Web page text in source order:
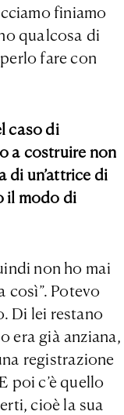
finiamo
qualcosa di
fare con
caso di
a costruire non
di un’attrice di
il modo di
non ho mai
così”. Potevo
Di lei restano
era già anziana,
registrazione
poi c’è quello
cioè la sua